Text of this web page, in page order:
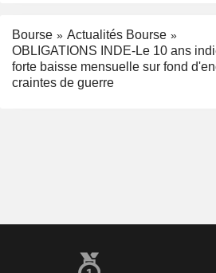
Bourse
Actualités Bourse
OBLIGATIONS INDE-Le 10 ans
forte baisse mensuelle sur fond
craintes de guerre